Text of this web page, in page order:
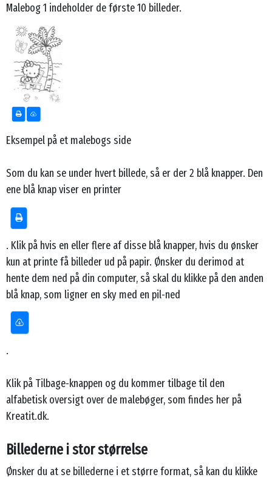
Malebog 1 indeholder de første 10 billeder.
Eksempel på et malebogs side
Som du kan se under hvert billede, så er der 2 blå knapper. Den
ene blå knap viser en printer
. Klik på hvis en eller flere af disse blå knapper, hvis du ønsker
kun at printe få billeder ud på papir. Ønsker du derimod at
hente dem ned på din computer, så skal du klikke på den anden
blå knap, som ligner en sky med en pil-ned
.
Klik på Tilbage-knappen og du kommer tilbage til den
alfabetisk oversigt over de malebøger, som findes her på
Kreatit.dk.
Billederne i stor størrelse
Ønsker du at se billederne i et større format, så kan du klikke